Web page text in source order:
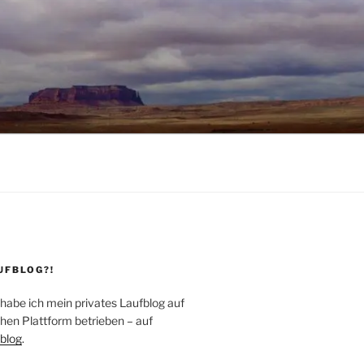
ich mein privates Laufblog auf
Plattform betrieben – auf
.